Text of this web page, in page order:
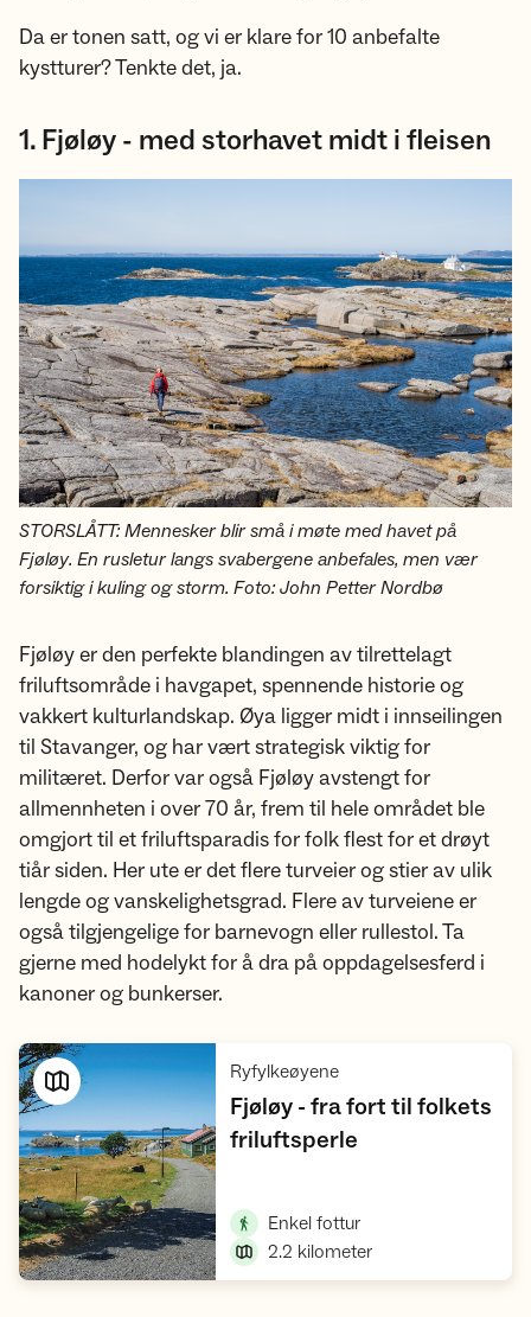
Da er tonen satt, og vi er klare for 10 anbefalte
kystturer? Tenkte det, ja.
1. Fjøløy - med storhavet midt i fleisen
STORSLÅTT: Mennesker blir små i møte med havet på
Fjøløy. En rusletur langs svabergene anbefales, men vær
forsiktig i kuling og storm. Foto: John Petter Nordbø
Fjøløy er den perfekte blandingen av tilrettelagt
friluftsområde i havgapet, spennende historie og
vakkert kulturlandskap. Øya ligger midt i innseilingen
til Stavanger, og har vært strategisk viktig for
militæret. Derfor var også Fjøløy avstengt for
allmennheten i over 70 år, frem til hele området ble
omgjort til et friluftsparadis for folk flest for et drøyt
tiår siden. Her ute er det flere turveier og stier av ulik
lengde og vanskelighetsgrad. Flere av turveiene er
også tilgjengelige for barnevogn eller rullestol. Ta
gjerne med hodelykt for å dra på oppdagelsesferd i
kanoner og bunkerser.
Ryfylkeøyene,
Fjøløy - fra fort til folkets
friluftsperle
Enkel fottur,
2.2 kilometer